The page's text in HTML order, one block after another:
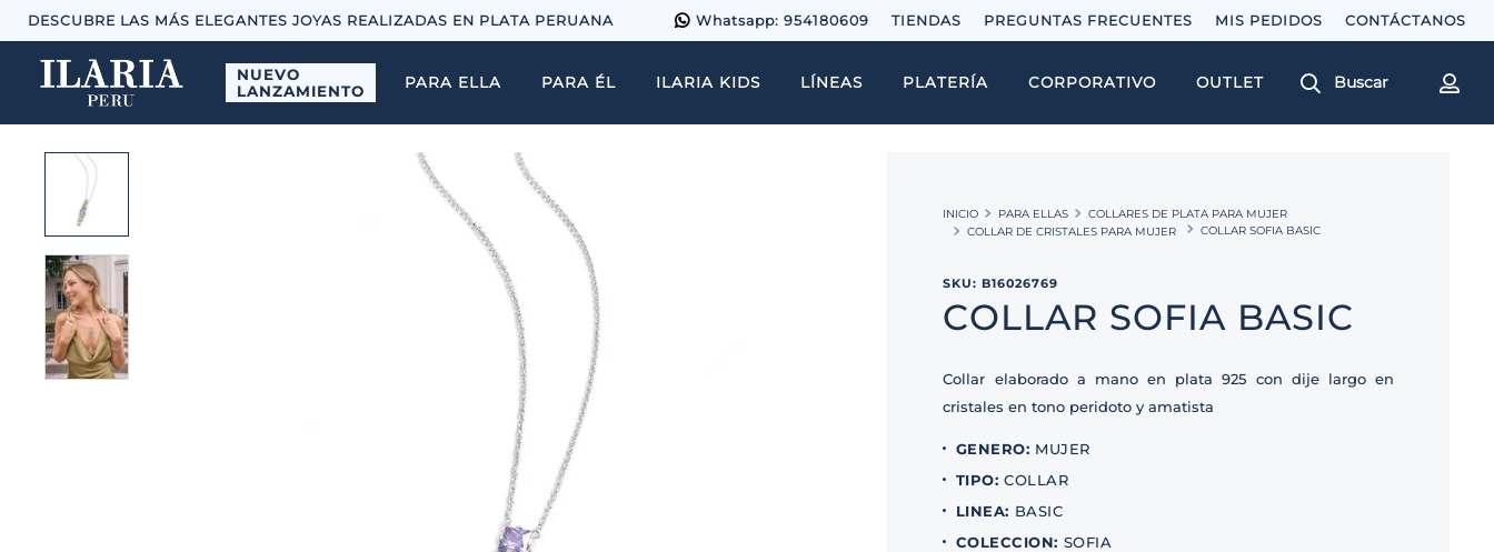
DESCUBRE LAS MÁS ELEGANTES JOYAS REALIZADAS EN PLATA PERUANA Whatsapp: 954180609 TIENDAS PREGUNTAS FRECUENTES MIS PEDIDOS
NUEVO
LANZAMIENTO
PARA ELLA PARA ÉL ILARIA KIDS LÍNEAS PLATERÍA CORPORATIVO OUTLET Buscar
PARA ELLAS
COLLARES DE PLATA PARA MUJER
COLLAR DE CRISTALES PARA MUJER
COLLAR SOFIA BASIC
SKU: B16026769
COLLAR SOFIA BASIC
Collar elaborado a mano en plata 925 con dije largo en
cristales en tono peridoto y amatista
GENERO: MUJER
TIPO: COLLAR
LINEA: BASIC
COLECCION: SOFIA